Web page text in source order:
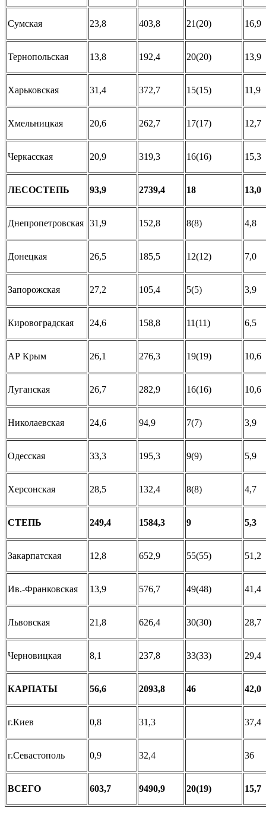
Сумская 23,8 403,8 21(20) 16,9
Тернопольская 13,8 192,4 20(20) 13,9
Харьковская 31,4 372,7 15(15) 11,9
Хмельницкая 20,6 262,7 17(17) 12,7
Черкасская 20,9 319,3 16(16) 15,3
ЛЕСОСТЕПЬ 93,9 2739,4 18 13,0
Днепропетровская 31,9 152,8 8(8) 4,8
Донецкая 26,5 185,5 12(12) 7,0
Запорожская 27,2 105,4 5(5) 3,9
Кировоградская 24,6 158,8 11(11) 6,5
АР Крым 26,1 276,3 19(19) 10,6
Луганская 26,7 282,9 16(16) 10,6
Николаевская 24,6 94,9 7(7) 3,9
Одесская 33,3 195,3 9(9) 5,9
Херсонская 28,5 132,4 8(8) 4,7
СТЕПЬ 249,4 1584,3 9 5,3
Закарпатская 12,8 652,9 55(55) 51,2
Ив.-Франковская 13,9 576,7 49(48) 41,4
Львовская 21,8 626,4 30(30) 28,7
Черновицкая 8,1 237,8 33(33) 29,4
КАРПАТЫ 56,6 2093,8 46 42,0
г.Киев 0,8 31,3 37,4
г.Севастополь 0,9 32,4 36
ВСЕГО 603,7 9490,9 20(19) 15,7